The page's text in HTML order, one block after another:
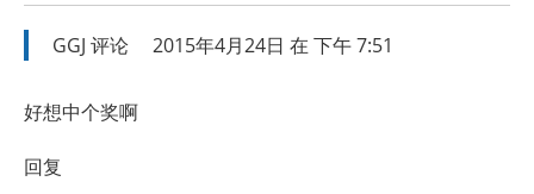
GGJ 评论 2015年4月24日 在 下午 7:51
好想中个奖啊
回复